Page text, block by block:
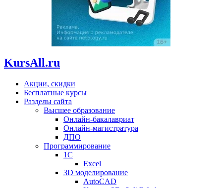
KursAll.ru
Акции, скидки
Бесплатные курсы
Разделы сайта
Высшее образование
Онлайн-бакалавриат
Онлайн-магистратура
ДПО
Программирование
1С
Excel
3D моделирование
AutoCAD